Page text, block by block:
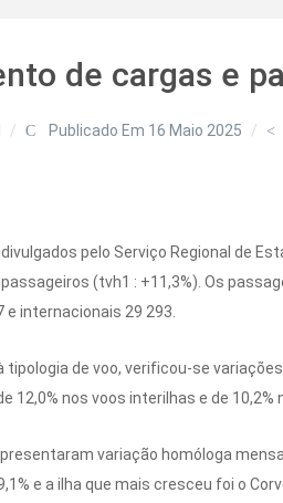
de cargas e
Publicado Em 16 Maio 2025
pelo Serviço Regional de
(tvh1 : +11,3%). Os
e internacionais 29 293.
tipologia de voo, verificou-se
12,0% nos voos interilhas e de 10,2%
variação homóloga
e a ilha que mais cresceu foi o